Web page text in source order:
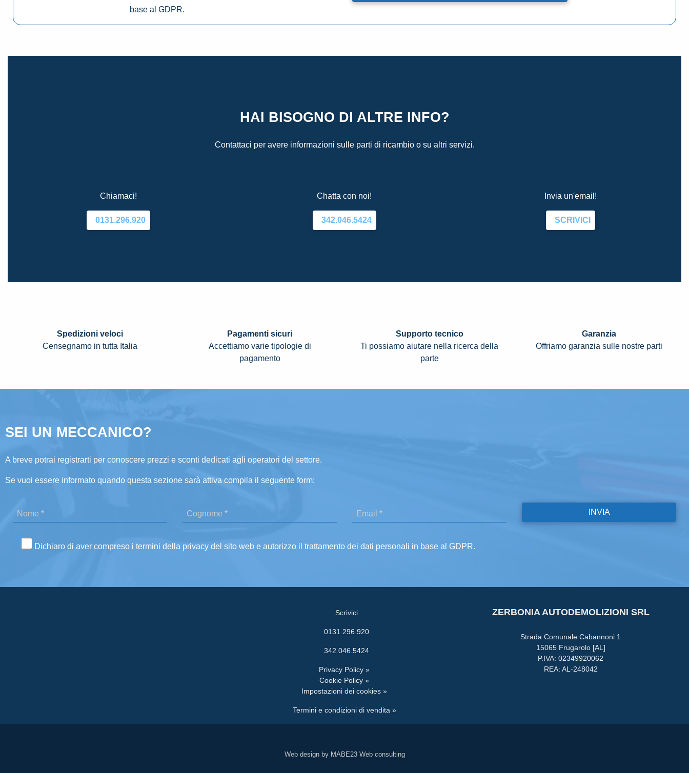
base al GDPR.
HAI BISOGNO DI ALTRE INFO?
Contattaci per avere informazioni sulle parti di ricambio o su altri servizi.
Chiamaci!
0131.296.920
Chatta con noi!
342.046.5424
Invia un'email!
SCRIVICI
Spedizioni veloci
Censegnamo in tutta Italia
Pagamenti sicuri
Accettiamo varie tipologie di
pagamento
Supporto tecnico
Ti possiamo aiutare nella ricerca della
parte
Garanzia
Offriamo garanzia sulle nostre parti
SEI UN MECCANICO?
A breve potrai registrarti per conoscere prezzi e sconti dedicati agli operatori del settore.
Se vuoi essere informato quando questa sezione sarà attiva compila il seguente form:
Dichiaro di aver compreso i termini della privacy del sito web e autorizzo il trattamento dei dati personali in base al GDPR.
Scrivici
0131.296.920
342.046.5424
Privacy Policy »
Cookie Policy »
Impostazioni dei cookies »
Termini e condizioni di vendita »
ZERBONIA AUTODEMOLIZIONI SRL
Strada Comunale Cabannoni 1
15065 Frugarolo [AL]
P.IVA: 02349920062
REA: AL-248042
Web design by MABE23 Web consulting